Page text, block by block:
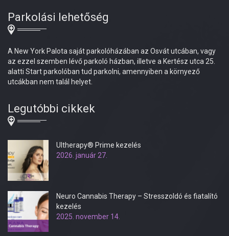
Parkolási lehetőség
A New York Palota saját parkolóházában az Osvát utcában, vagy
az ezzel szemben lévő parkoló házban, illetve a Kertész utca 25.
alatti Start parkolóban tud parkolni, amennyiben a környező
utcákban nem talál helyet.
Legutóbbi cikkek
Ultherapy® Prime kezelés
2026. január 27.
Neuro Cannabis Therapy – Stresszoldó és fiatalító
kezelés
2025. november 14.